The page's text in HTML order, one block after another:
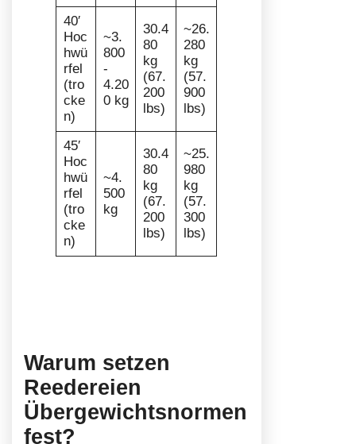
40′
Hoc
hwü
rfel
(tro
cke
n)
~3.
800
-
4.20
0 kg
30.4
80
kg
(67.
200
lbs)
~26.
280
kg
(57.
900
lbs)
45′
Hoc
hwü
rfel
(tro
cke
n)
~4.
500
kg
30.4
80
kg
(67.
200
lbs)
~25.
980
kg
(57.
300
lbs)
Warum setzen
Reedereien
Übergewichtsnormen
fest?